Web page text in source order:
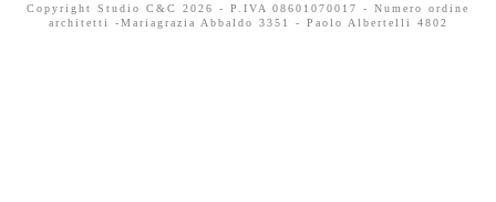
Copyright Studio C&C 2026 - P.IVA 08601070017 - Numero ordine
architetti -Mariagrazia Abbaldo 3351 - Paolo Albertelli 4802